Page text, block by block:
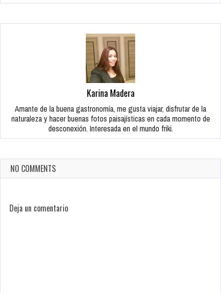
Karina Madera
Amante de la buena gastronomía, me gusta viajar, disfrutar de la
naturaleza y hacer buenas fotos paisajísticas en cada momento de
desconexión. Interesada en el mundo friki.
NO COMMENTS
Deja un comentario